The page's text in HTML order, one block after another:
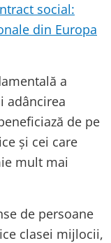
social:
din Europa
a
adâncirea
de pe
și cei care
mult mai
de persoane
clasei mijlocii,